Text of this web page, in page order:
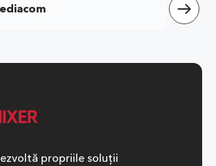
propriile soluții